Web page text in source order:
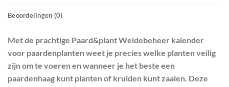
Beoordelingen (0)
Met de prachtige Paard&plant Weidebeheer kalender
voor paardenplanten weet je precies welke planten veilig
zijn om te voeren en wanneer je het beste een
paardenhaag kunt planten of kruiden kunt zaaien. Deze